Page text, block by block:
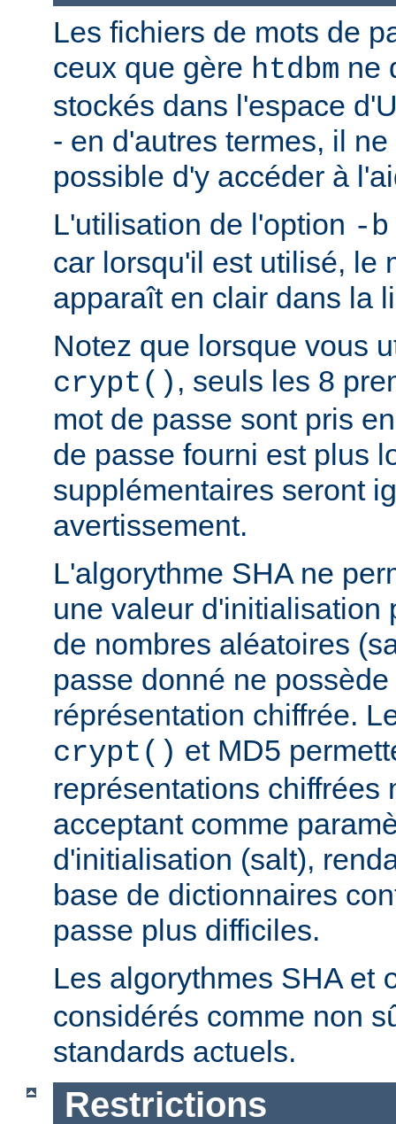
Les fichiers de mots de
ceux que gère htdbm ne
stockés dans l'espace
- en d'autres termes, il
possible d'y accéder à
L'utilisation de l'option -b
car lorsqu'il est utilisé, le
apparaît en clair dans la
Notez que lorsque vous
crypt() , seuls les 8
mot de passe sont pris
de passe fourni est plus
supplémentaires seront
avertissement.
L'algorythme SHA ne
une valeur d'initialisation
de nombres aléatoires
passe donné ne
réprésentation chiffrée.
crypt() et MD5
représentations chiffrées
acceptant comme
d'initialisation (salt),
base de dictionnaires
passe plus difficiles.
Les algorythmes SHA et
considérés comme non
standards actuels.
Restrictions